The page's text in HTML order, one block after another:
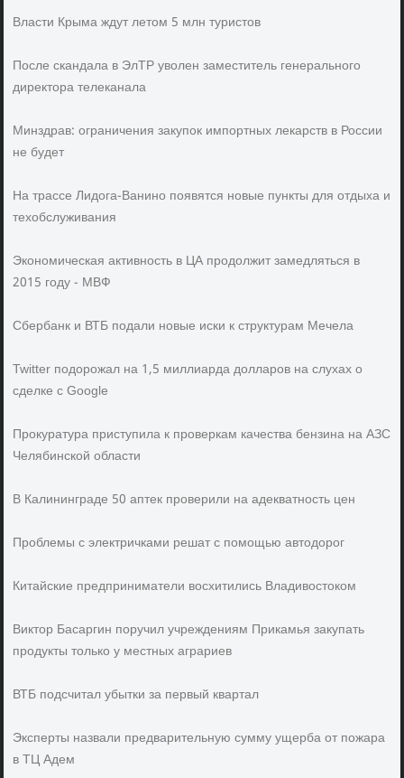
Власти Крыма ждут летом 5 млн туристов
После скандала в ЭлТР уволен заместитель генерального
директора телеканала
Минздрав: ограничения закупок импортных лекарств в России
не будет
На трассе Лидога-Ванино появятся новые пункты для отдыха и
техобслуживания
Экономическая активность в ЦА продолжит замедляться в
2015 году - МВФ
Сбербанк и ВТБ подали новые иски к структурам Мечела
Twitter подорожал на 1,5 миллиарда долларов на слухах о
сделке с Google
Прокуратура приступила к проверкам качества бензина на АЗС
Челябинской области
В Калининграде 50 аптек проверили на адекватность цен
Проблемы с электричками решат с помощью автодорог
Китайские предприниматели восхитились Владивостоком
Виктор Басаргин поручил учреждениям Прикамья закупать
продукты только у местных аграриев
ВТБ подсчитал убытки за первый квартал
Эксперты назвали предварительную сумму ущерба от пожара
в ТЦ Адем